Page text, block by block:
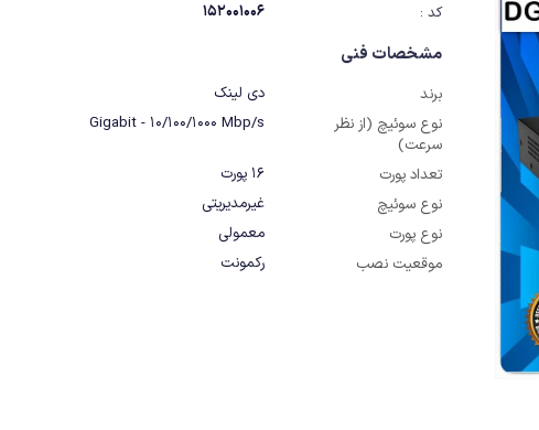
نمود.
کد : 152001006
مشخصات فنی
برند
دی لینک
نوع سوئیچ (از نظر
سرعت)
Gigabit - 10/100/1000 Mbp/s
تعداد پورت
16 پورت
نوع سوئیچ
غیرمدیریتی
نوع پورت
معمولی
موقعیت نصب
رکمونت